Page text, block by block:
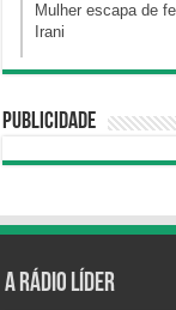
Mulher escapa de
Irani
Publicidade
A Rádio Líder